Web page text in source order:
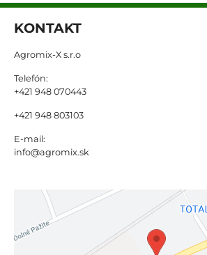
KONTAKT
Agromix-X s.r.o
Telefón:
+421 948 070443
+421 948 803103
E-mail:
info@agromix.sk